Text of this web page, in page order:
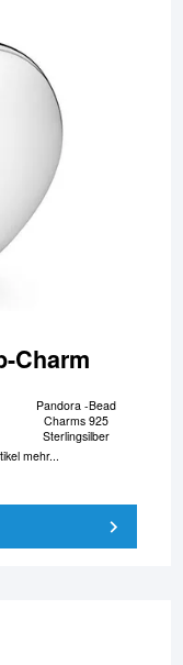
Charm
Pandora -Bead
Charms 925
Sterlingsilber
mehr...